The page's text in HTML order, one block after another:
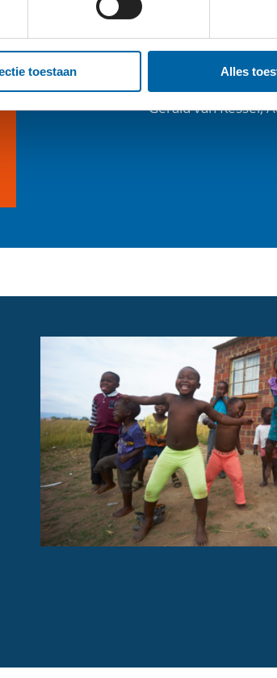
toestaan Alles
DE
HOMEPLAN
Gerald van Kessel,